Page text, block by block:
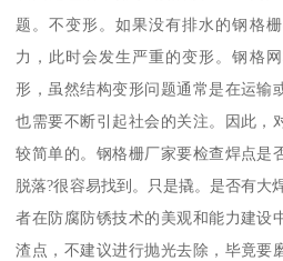
题。不变形。如果没有排水的钢格
力，此时会发生严重的变形。钢格
形，虽然结构变形问题通常是在运输
也需要不断引起社会的关注。因此，
较简单的。钢格栅厂家要检查焊点是
脱落?很容易找到。只是撬。是否有大
者在防腐防锈技术的美观和能力建设
渣点，不建议进行抛光去除，毕竟要